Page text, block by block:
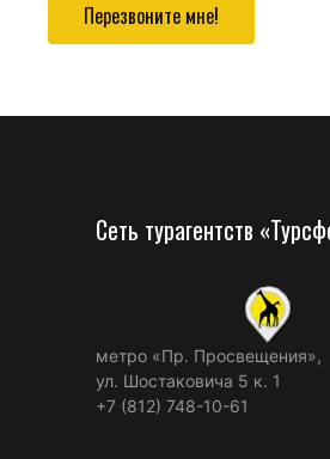
Перезвоните мне!
Сеть турагентств
метро «Пр. Просвещения»,
ул. Шостаковича 5 к. 1
+7 (812) 748-10-61